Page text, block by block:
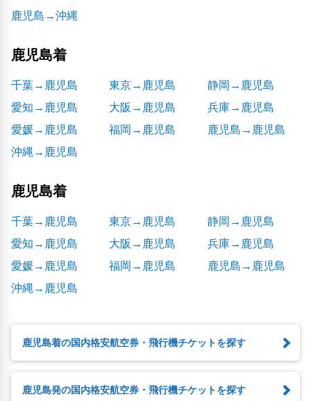
鹿児島→沖縄
鹿児島着
千葉→鹿児島 東京→鹿児島
静岡→鹿児島
愛知→鹿児島
大阪→鹿児島
兵庫→鹿児島
愛媛→鹿児島
福岡→鹿児島
鹿児島→鹿児島
沖縄→鹿児島
鹿児島着
千葉→鹿児島 東京→鹿児島
静岡→鹿児島
愛知→鹿児島
大阪→鹿児島
兵庫→鹿児島
愛媛→鹿児島
福岡→鹿児島
鹿児島→鹿児島
沖縄→鹿児島
鹿児島着の国内格安航空券・飛行機チケットを探す
鹿児島発の国内格安航空券・飛行機チケットを探す